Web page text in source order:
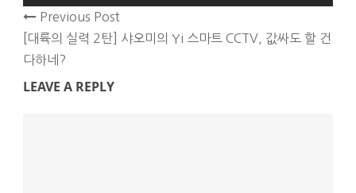
Previous Post
[대륙의 실력 2탄] 샤오미의 Yi 스마트 CCTV, 값싸도 할 건
다하네?
LEAVE A REPLY